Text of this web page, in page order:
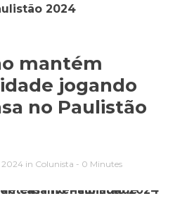
2024
mantém
jogando
no Paulistão
2024 in Colunista - 0 Minutes